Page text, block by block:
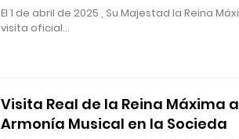
El 1 de abril de 2025 , Su Majestad la Reina
visita oficial…
Visita Real de la Reina Máxima
Armonía Musical en la Socieda